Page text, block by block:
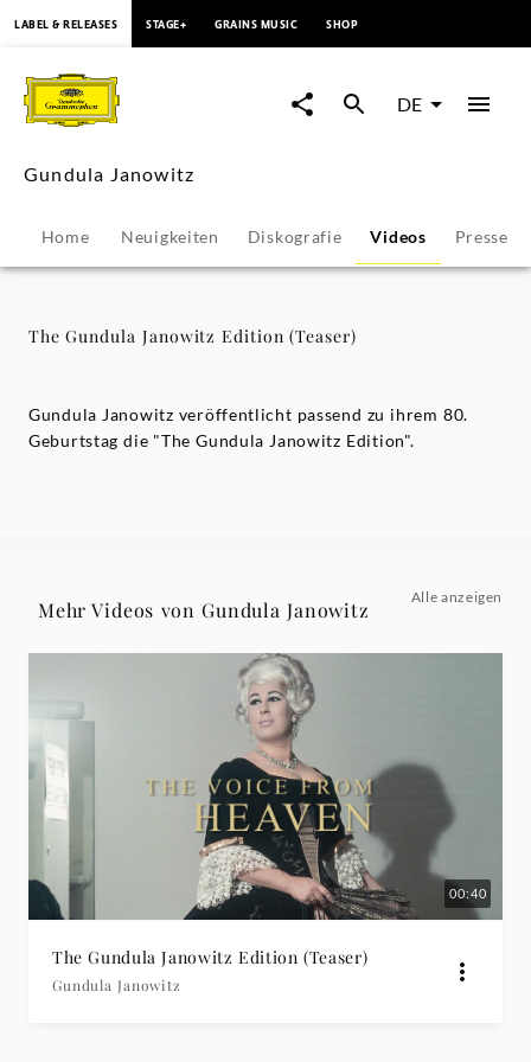
Gundula
Janowitz
Edition
(Teaser)
Janowitz
Grammophon
LABEL & RELEASES STAGE+ GRAINS MUSIC SHOP
DE
Gundula Janowitz
Home Neuigkeiten Diskografie Videos
The Gundula Janowitz Edition (Teaser)
Gundula Janowitz veröffentlicht passend zu ihrem 80.
Geburtstag die "The Gundula Janowitz Edition".
Mehr Videos von Gundula Janowitz
Alle anzeigen
00:40
The Gundula Janowitz Edition (Teaser)
Gundula Janowitz